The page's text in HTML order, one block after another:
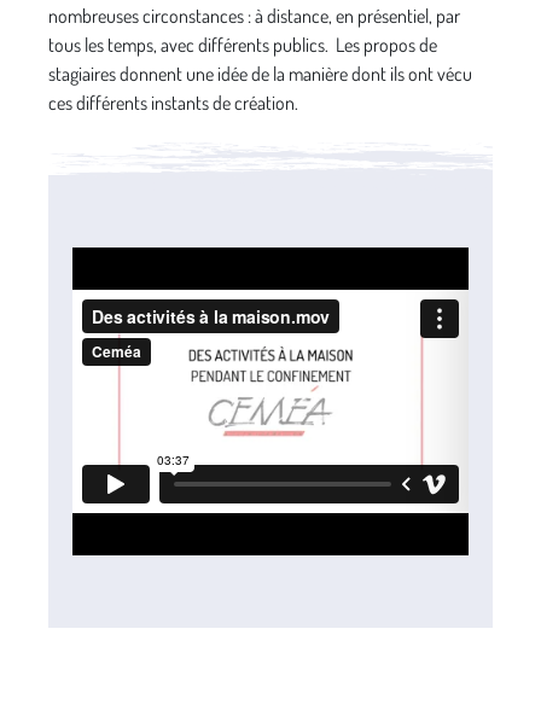
nombreuses circonstances : à distance, en présentiel, par
tous les temps, avec différents publics. Les propos de
stagiaires donnent une idée de la manière dont ils ont vécu
ces différents instants de création.